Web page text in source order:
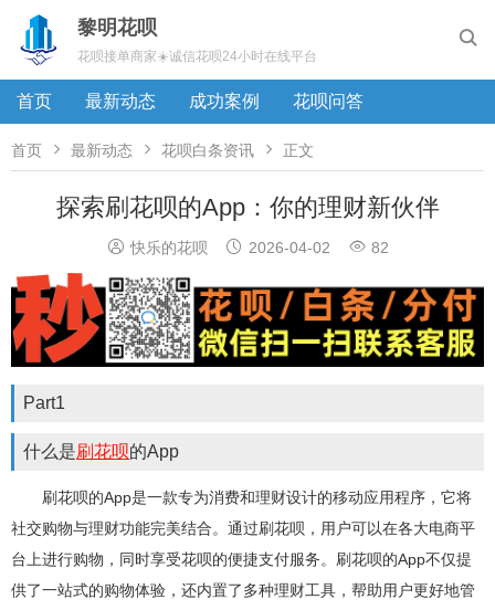

黎明花呗
花呗接单商家☀️诚信花呗24小时在线平台
首页 最新动态 成功案例 花呗问答
首页  最新动态  花呗白条资讯  正文
探索刷花呗的App：你的理财新伙伴
 快乐的花呗  2026-04-02  82
Part1
什么是刷花呗的App
刷花呗的App是一款专为消费和理财设计的移动应用程序，它将
社交购物与理财功能完美结合。通过刷花呗，用户可以在各大电商平
台上进行购物，同时享受花呗的便捷支付服务。刷花呗的App不仅提
供了一站式的购物体验，还内置了多种理财工具，帮助用户更好地管